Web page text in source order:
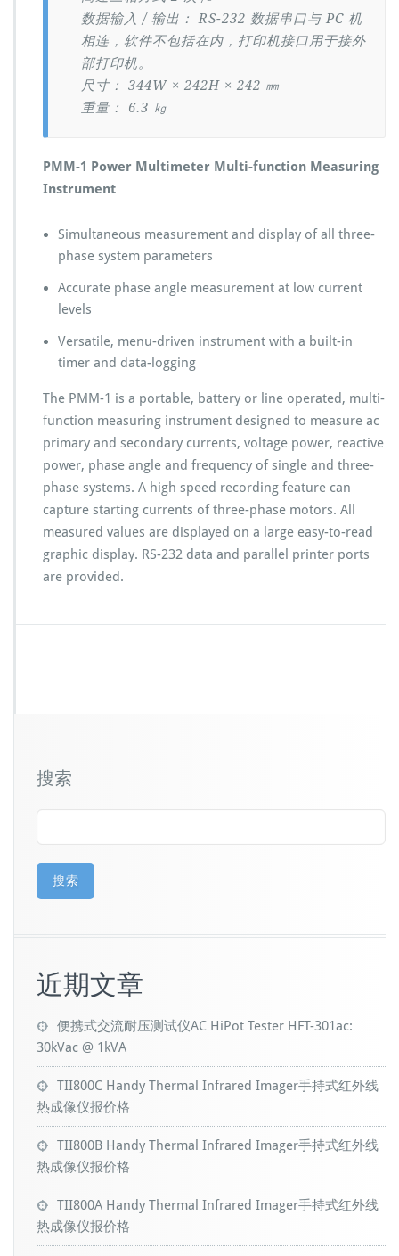
数据输入 / 输出： RS-232 数据串口与 PC 机
相连，软件不包括在内，打印机接口用于接外
部打印机。
尺寸： 344W × 242H × 242 ㎜
重量： 6.3 ㎏
PMM-1 Power Multimeter Multi-function Measuring
Instrument
Simultaneous measurement and display of all three-
phase system parameters
Accurate phase angle measurement at low current
levels
Versatile, menu-driven instrument with a built-in
timer and data-logging
The PMM-1 is a portable, battery or line operated, multi-
function measuring instrument designed to measure ac
primary and secondary currents, voltage power, reactive
power, phase angle and frequency of single and three-
phase systems. A high speed recording feature can
capture starting currents of three-phase motors. All
measured values are displayed on a large easy-to-read
graphic display. RS-232 data and parallel printer ports
are provided.
搜索
搜索
近期文章
便携式交流耐压测试仪AC HiPot Tester HFT-301ac:
30kVac @ 1kVA
TII800C Handy Thermal Infrared Imager手持式红外线
热成像仪报价格
TII800B Handy Thermal Infrared Imager手持式红外线
热成像仪报价格
TII800A Handy Thermal Infrared Imager手持式红外线
热成像仪报价格